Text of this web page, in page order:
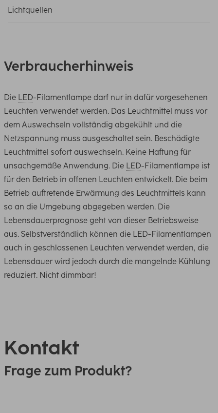
Lichtquellen
Verbraucherhinweis
Die LED-Filamentlampe darf nur in dafür vorgesehenen
Leuchten verwendet werden. Das Leuchtmittel muss vor
dem Auswechseln vollständig abgekühlt und die
Netzspannung muss ausgeschaltet sein. Beschädigte
Leuchtmittel sofort auswechseln. Keine Haftung für
unsachgemäße Anwendung. Die LED-Filamentlampe ist
für den Betrieb in offenen Leuchten entwickelt. Die beim
Betrieb auftretende Erwärmung des Leuchtmittels kann
so an die Umgebung abgegeben werden. Die
Lebensdauerprognose geht von dieser Betriebsweise
aus. Selbstverständlich können die LED-Filamentlampen
auch in geschlossenen Leuchten verwendet werden, die
Lebensdauer wird jedoch durch die mangelnde Kühlung
reduziert. Nicht dimmbar!
Kontakt
Frage zum Produkt?